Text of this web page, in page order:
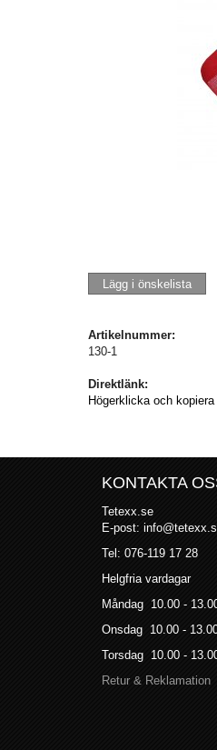
Lägg i önskelista
Artikelnummer:
130-1
Direktlänk:
Högerklicka och
KONTAKTA
Tetexx.se
E-post:
Tel: 076-119 17 28
Helgfria vardagar
Måndag 10.00 -
Onsdag 10.00 -
Torsdag 10.00 -
Retur & Reklamation